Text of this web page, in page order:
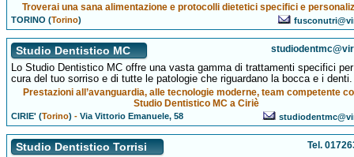
Troverai una sana alimentazione e protocolli dietetici specifici e
TORINO (Torino)
Studio Dentistico MC
Lo Studio Dentistico MC offre una vasta gamma di trattamenti specifici
cura del tuo sorriso e di tutte le patologie che riguardano la bocca e i denti.
Prestazioni all’avanguardia, alle tecnologie moderne, team competente
Studio Dentistico MC a Ciriè
CIRIE' (Torino) -Via Vittorio Emanuele, 58
Studio Dentistico Torrisi Tel.